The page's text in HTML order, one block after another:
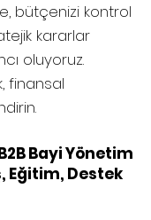
bütçenizi kontrol
kararlar
oluyoruz.
finansal
Bayi Yönetim
Eğitim, Destek